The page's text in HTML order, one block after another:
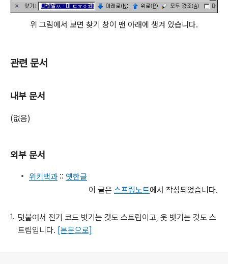
위 그림에서 보면 찾기 창이 맨 아래에 생겨 있습니다.
관련 문서
내부 문서
(없음)
외부 문서
위키백과 :: 옛한글
이 글은 스프링노트에서 작성되었습니다.
덧붙여서 전기 코드 벗기는 것도 스트립이고, 옷 벗기는 것도 스
트립입니다. [본문으로]